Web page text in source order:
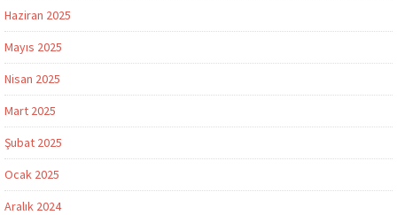
Haziran 2025
Mayıs 2025
Nisan 2025
Mart 2025
Şubat 2025
Ocak 2025
Aralık 2024